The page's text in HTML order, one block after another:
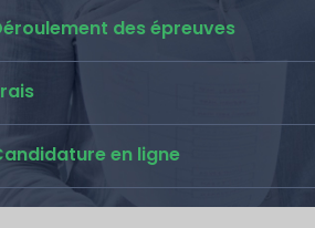
des épreuves
en ligne